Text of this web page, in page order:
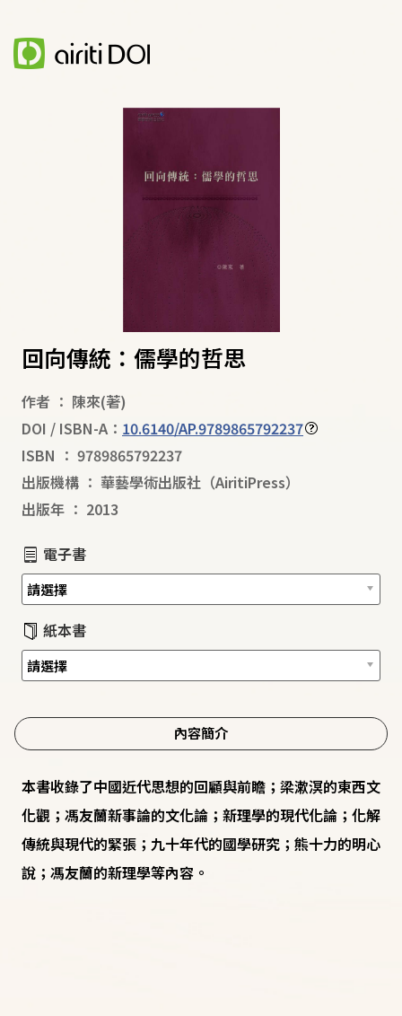
回向傳統：儒學的哲思
作者 ： 陳來(著)
DOI / ISBN-A： 10.6140/AP.9789865792237
ISBN ： 9789865792237
出版機構 ： 華藝學術出版社（AiritiPress）
出版年 ： 2013
電子書
紙本書
內容簡介
本書收錄了中國近代思想的回顧與前瞻；梁漱溟的東西文
化觀；馮友蘭新事論的文化論；新理學的現代化論；化解
傳統與現代的緊張；九十年代的國學研究；熊十力的明心
說；馮友蘭的新理學等內容。